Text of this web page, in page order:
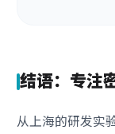
结语：专注
从上海的研发实